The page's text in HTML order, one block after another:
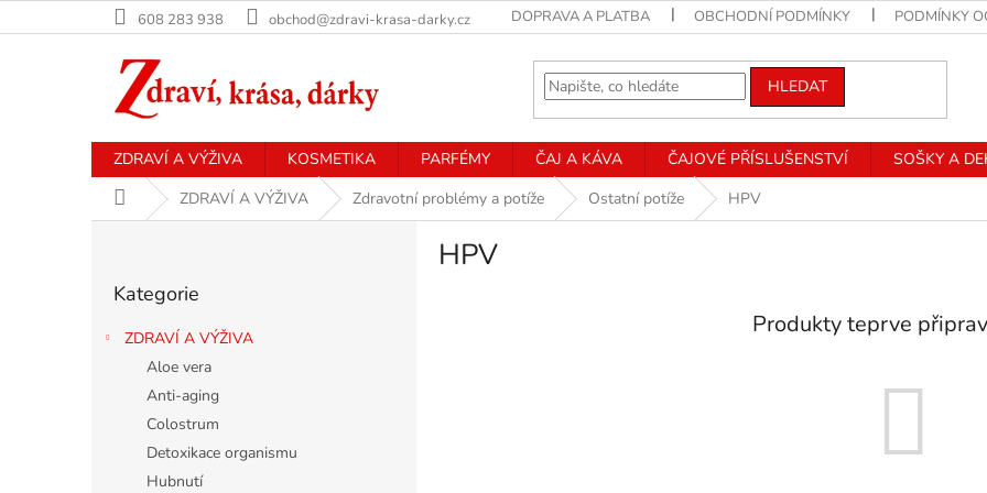
na
608 283 938 obchod@zdravi-krasa-darky.cz DOPRAVA A PLATBA OBCHODNÍ PODMÍNKY PODMÍNKY
HLEDAT
ZDRAVÍ A VÝŽIVA KOSMETIKA PARFÉMY ČAJ A KÁVA ČAJOVÉ PŘÍSLUŠENSTVÍ SOŠKY A
Domů ZDRAVÍ A VÝŽIVA Zdravotní problémy a potíže Ostatní potíže HPV
kategorie
Kategorie
ZDRAVÍ A VÝŽIVA
Aloe vera
Anti-aging
Colostrum
Detoxikace organismu
Hubnutí
HPV
Produkty teprve